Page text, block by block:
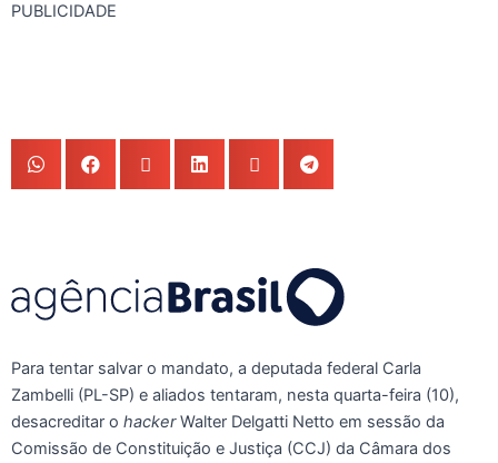
PUBLICIDADE
Para tentar salvar o mandato, a deputada federal Carla
Zambelli (PL-SP) e aliados tentaram, nesta quarta-feira (10),
desacreditar o hackerWalter Delgatti Netto em sessão da
Comissão de Constituição e Justiça (CCJ) da Câmara dos